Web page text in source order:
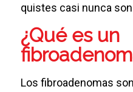
quistes casi nunca
¿Qué es un
Los fibroadenomas